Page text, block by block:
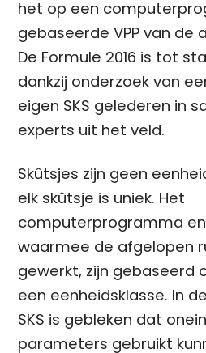
het op een
gebaseerde VPP van de
De Formule 2016 is tot
dankzij onderzoek van
eigen SKS gelederen in
experts uit het veld.
Skûtsjes zijn geen
elk skûtsje is uniek. Het
computerprogramma en
waarmee de afgelopen
gewerkt, zijn gebaseerd
een eenheidsklasse. In
SKS is gebleken dat
parameters gebruikt